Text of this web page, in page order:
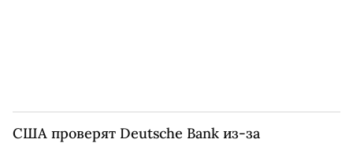
США проверят Deutsche Bank из-за